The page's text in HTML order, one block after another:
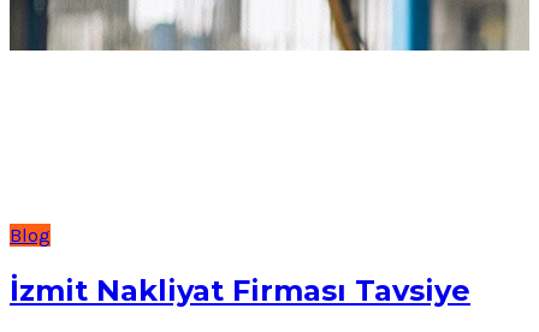
Blog
İzmit Nakliyat Firması Tavsiye